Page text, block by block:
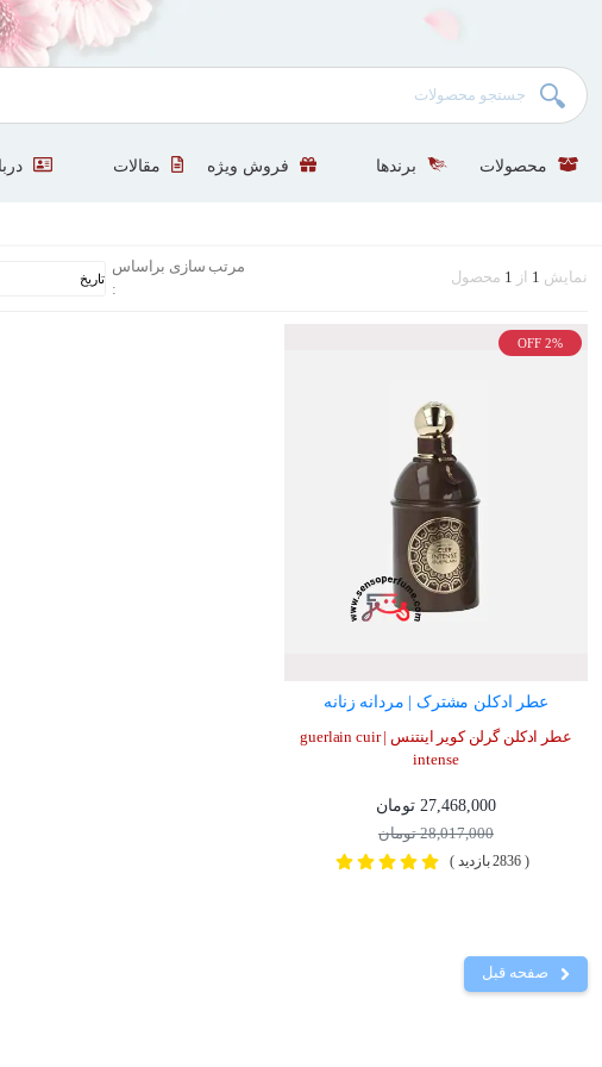
محصولات برندها فروش ویژه مقالات
نمایش 1 از 1 محصول
مرتب سازی براساس
:
OFF 2%
عطر ادکلن مشترک | مردانه زنانه
عطر ادکلن گرلن کویر اینتنس | guerlain cuir
intense
27,468,000 تومان
28,017,000 تومان
( 2836 بازدید )
صفحه قبل